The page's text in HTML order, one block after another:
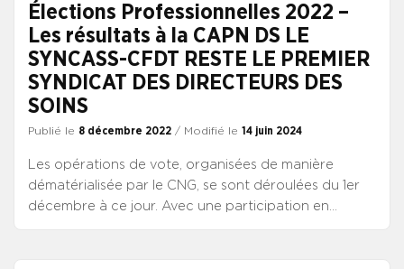
Élections Professionnelles 2022 –
Les résultats à la CAPN DS LE
SYNCASS-CFDT RESTE LE PREMIER
SYNDICAT DES DIRECTEURS DES
SOINS
Publié le 8 décembre 2022 / Modifié le 14 juin 2024
Les opérations de vote, organisées de manière
dématérialisée par le CNG, se sont déroulées du 1er
décembre à ce jour. Avec une participation en